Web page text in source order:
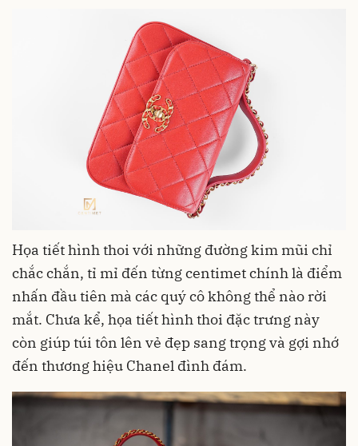
Họa tiết hình thoi với những đường kim mũi chỉ
chắc chắn, tỉ mỉ đến từng centimet chính là điểm
nhấn đầu tiên mà các quý cô không thể nào rời
mắt. Chưa kể, họa tiết hình thoi đặc trưng này
còn giúp túi tôn lên vẻ đẹp sang trọng và gợi nhớ
đến thương hiệu Chanel đình đám.